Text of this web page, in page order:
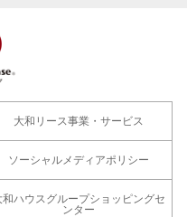
大和リース事業・サービス
ソーシャルメディアポリシー
和ハウスグループショッピングセ
ンター